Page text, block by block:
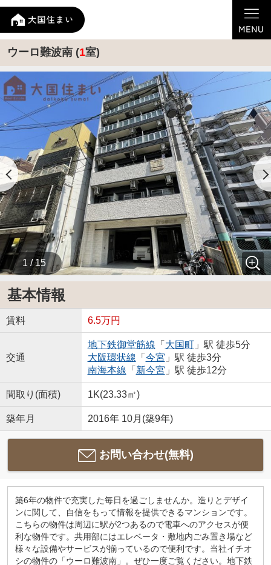
ウーロ難波南 (1室)
1 / 15
基本情報
賃料 6.5万円
交通
地下鉄御堂筋線 「 大国町」駅 徒歩5分
大阪環状線 「 今宮 」駅 徒歩3分
南海本線 「 新今宮 」駅 徒歩12分
間取り(面積) 1K(23.33㎡)
築年月 2016年 10月(築9年)
お問い合わせ(無料)
築6年の物件で充実した毎日を過ごしませんか。造りとデザイ
ンに関して、自信をもって情報を提供できるマンションです。
こちらの物件は周辺に駅が2つあるので電車へのアクセスが便
利な物件です。共用部にはエレベータ・敷地内ごみ置き場など
様々な設備やサービスが揃っているので便利です。当社イチオ
シの物件の「ウーロ難波南」。ぜひ一度ご覧ください。地下鉄